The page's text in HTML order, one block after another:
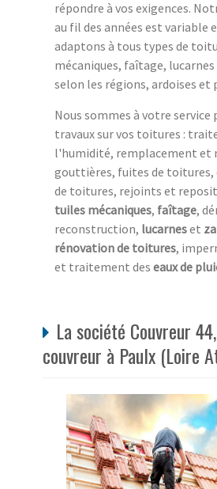
répondre à vos exigences.
au fil des années est variable
adaptons à tous types de
mécaniques, faîtage,
selon les régions, ardoises et
Nous sommes à votre service
travaux sur vos toitures :
l'humidité, remplacement et
gouttières, fuites de toitures,
de toitures, rejoints et
tuiles mécaniques, faîtage,
reconstruction, lucarneset
rénovation de toitures,
et traitement des eaux de
La société Couvreur
couvreur à Paulx (Loire